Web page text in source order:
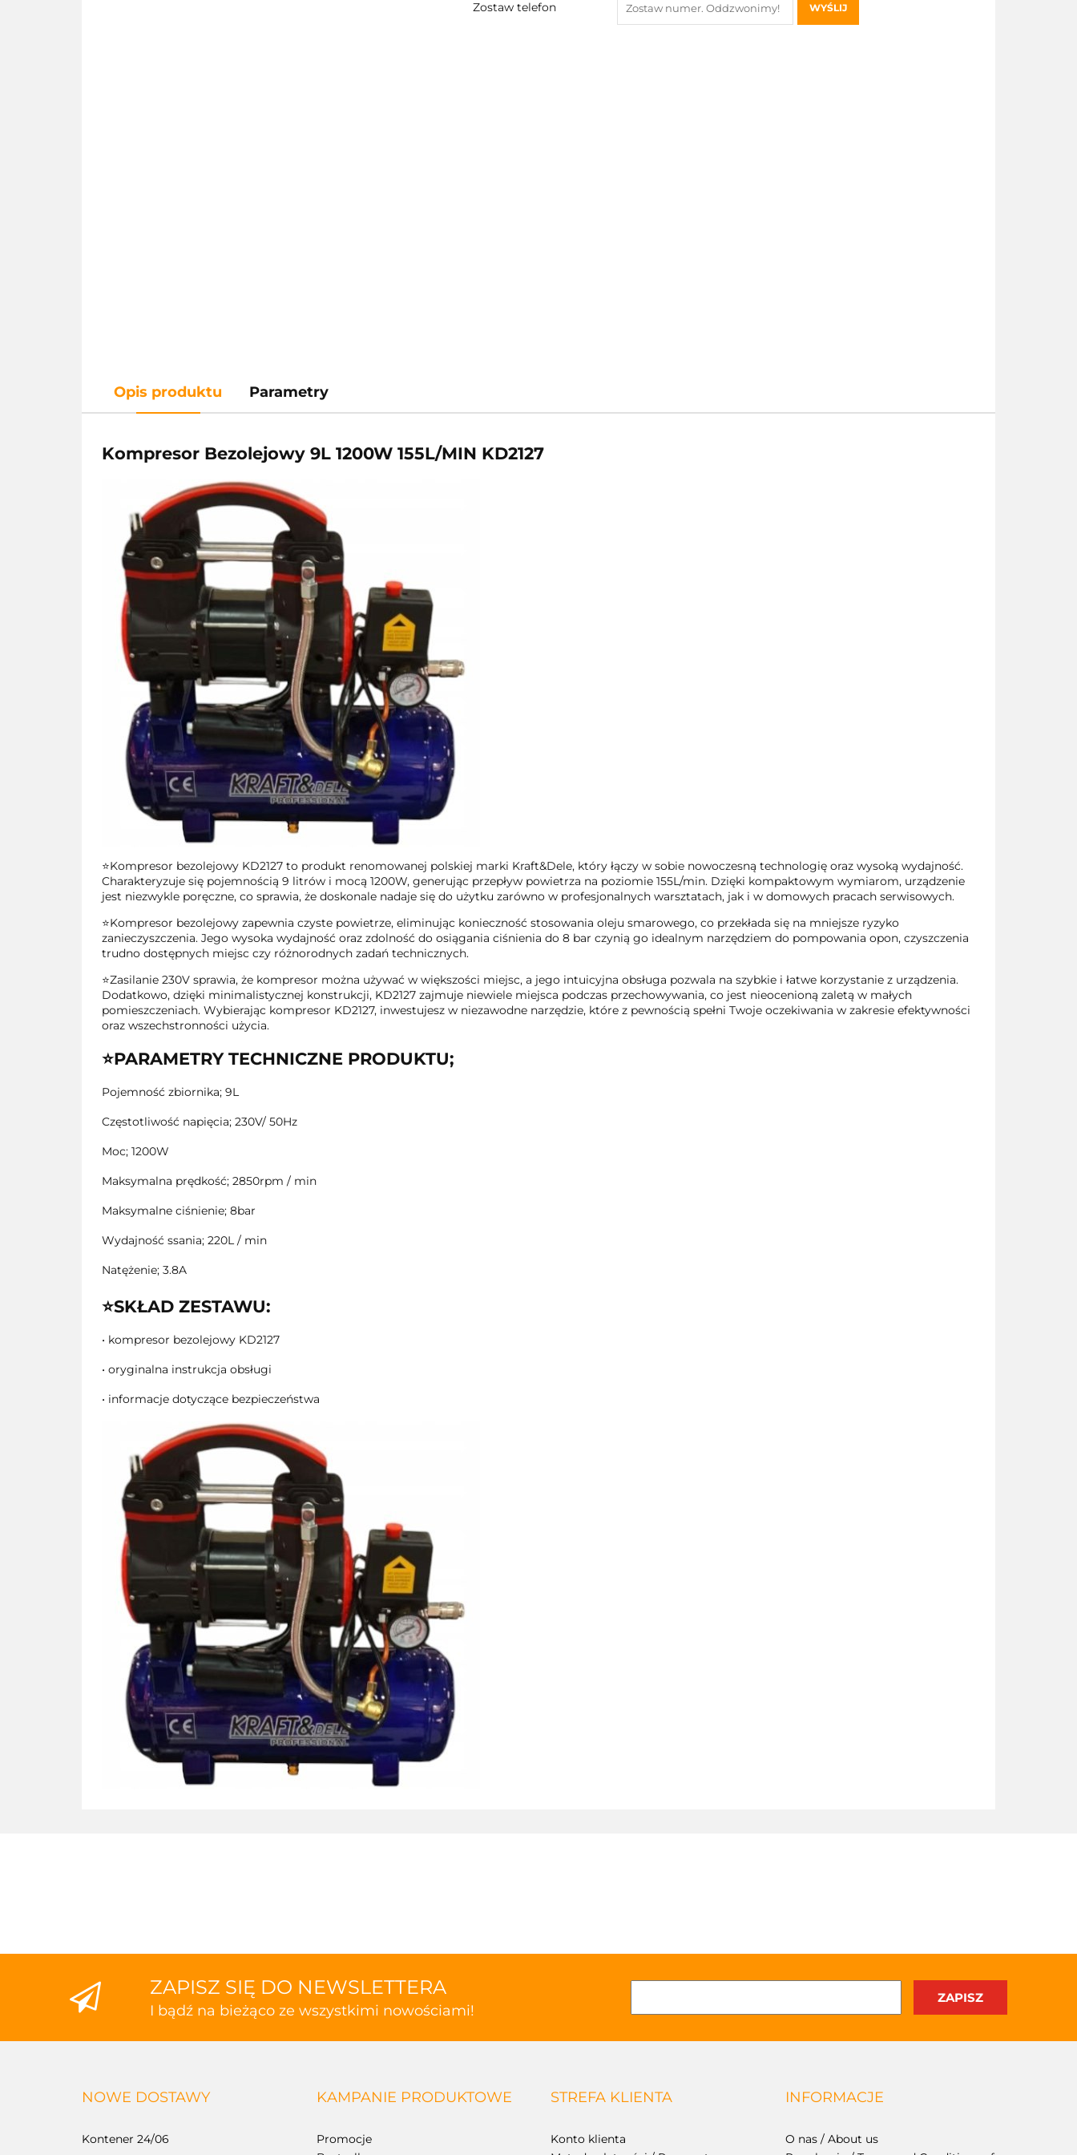
Zostaw telefon WYŚLIJ
Opis produktu Parametry
Kompresor Bezolejowy 9L 1200W 155L/MIN KD2127
⭐Kompresor bezolejowy KD2127 to produkt renomowanej polskiej marki Kraft&Dele, który łączy w sobie nowoczesną technologię oraz wysoką wydajność.
Charakteryzuje się pojemnością 9 litrów i mocą 1200W, generując przepływ powietrza na poziomie 155L/min. Dzięki kompaktowym wymiarom, urządzenie
jest niezwykle poręczne, co sprawia, że doskonale nadaje się do użytku zarówno w profesjonalnych warsztatach, jak i w domowych pracach serwisowych.
⭐Kompresor bezolejowy zapewnia czyste powietrze, eliminując konieczność stosowania oleju smarowego, co przekłada się na mniejsze ryzyko
zanieczyszczenia. Jego wysoka wydajność oraz zdolność do osiągania ciśnienia do 8 bar czynią go idealnym narzędziem do pompowania opon, czyszczenia
trudno dostępnych miejsc czy różnorodnych zadań technicznych.
⭐Zasilanie 230V sprawia, że kompresor można używać w większości miejsc, a jego intuicyjna obsługa pozwala na szybkie i łatwe korzystanie z urządzenia.
Dodatkowo, dzięki minimalistycznej konstrukcji, KD2127 zajmuje niewiele miejsca podczas przechowywania, co jest nieocenioną zaletą w małych
pomieszczeniach. Wybierając kompresor KD2127, inwestujesz w niezawodne narzędzie, które z pewnością spełni Twoje oczekiwania w zakresie efektywności
oraz wszechstronności użycia.
⭐PARAMETRY TECHNICZNE PRODUKTU;
Pojemność zbiornika; 9L
Częstotliwość napięcia; 230V/ 50Hz
Moc; 1200W
Maksymalna prędkość; 2850rpm / min
Maksymalne ciśnienie; 8bar
Wydajność ssania; 220L / min
Natężenie; 3.8A
⭐SKŁAD ZESTAWU:
• kompresor bezolejowy KD2127
• oryginalna instrukcja obsługi
• informacje dotyczące bezpieczeństwa
ZAPISZ SIĘ DO NEWSLETTERA
I bądź na bieżąco ze wszystkimi nowościami!
NOWE DOSTAWY
Kontener 24/06
KAMPANIE PRODUKTOWE
Promocje
STREFA KLIENTA
Konto klienta
INFORMACJE
O nas / About us